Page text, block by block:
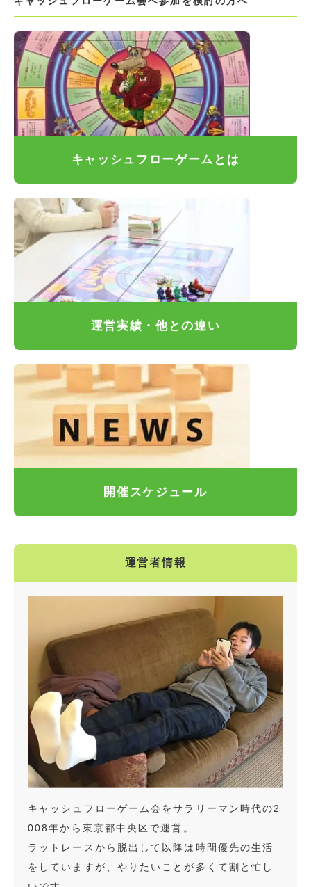
キャッシュフローゲームとは
運営実績・他との違い
開催スケジュール
運営者情報
キャッシュフローゲーム会をサラリーマン時代の2
008年から東京都中央区で運営。
ラットレースから脱出して以降は時間優先の生活
をしていますが、やりたいことが多くて割と忙し